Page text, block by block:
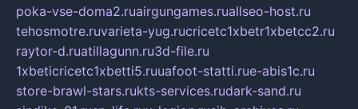
poka-vse-doma2.ruairgungames.ruallseo-host.ru
tehosmotre.ruvarieta-yug.rucricetc1xbetr1xbetcc2.ru
raytor-d.ruatillagunn.ru3d-file.ru
1xbeticricetc1xbetti5.ruuafoot-statti.rue-abis1c.ru
store-brawl-stars.rukts-services.rudark-sand.ru